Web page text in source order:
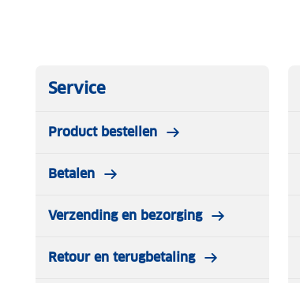
Service
Product bestellen
Betalen
Verzending en bezorging
Retour en terugbetaling